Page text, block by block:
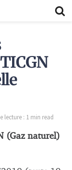
lecture : 1 min read
(Gaz naturel)